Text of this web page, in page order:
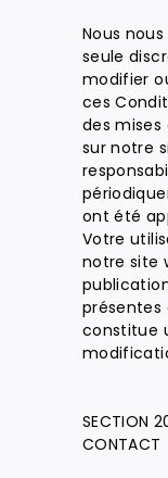
Nous
seule
modifier
ces
des
sur notre
ont été
Votre
notre site
présentes
constitue
SECTION
CONTACT